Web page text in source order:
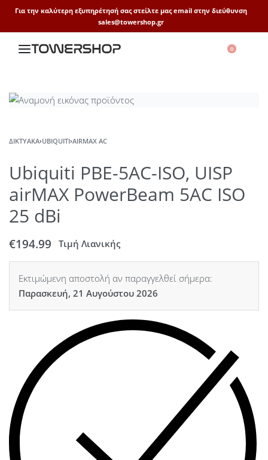
Για την καλύτερη εξυπηρέτησή σας στείλτε μας email στην διεύθυνση
sales@towershop.gr
0
ΔΙΚΤΥΑΚΆ›UBIQUITI›AIRMAX AC
Ubiquiti PBE-5AC-ISO, UISP
airMAX PowerBeam 5AC ISO
25 dBi
€194.99 Τιμή Λιανικής
Εκτιμώμενη αποστολή αν παραγγελθεί σήμερα:
Παρασκευή, 21 Αυγούστου 2026